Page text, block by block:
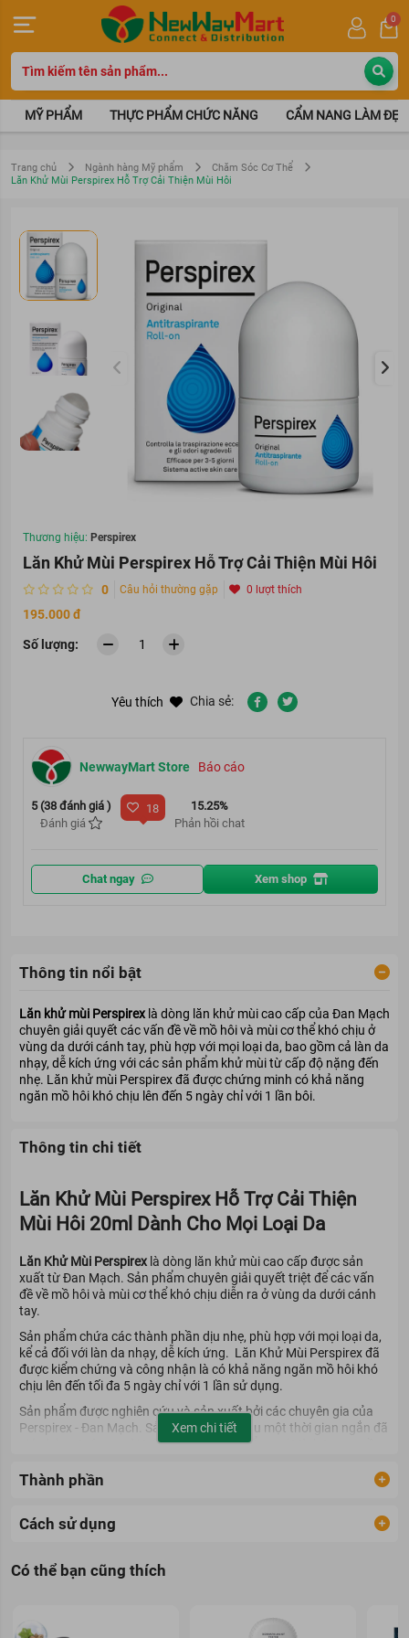
0
MỸ PHẨM THỰC PHẨM CHỨC NĂNG CẨM NANG LÀM ĐẸP
Trang chủ Ngành hàng Mỹ phẩm
Chăm Sóc Cơ Thể
Lăn Khử Mùi Perspirex Hỗ Trợ Cải Thiện Mùi Hôi
Thương hiệu: Perspirex
Lăn Khử Mùi Perspirex Hỗ Trợ Cải Thiện Mùi Hôi
0 Câu hỏi thường gặp 0 lượt thích
195.000 đ
Số lượng:
NewwayMart Store Báo cáo
5 (38 đánh giá )
Đánh giá
18
15.25%
Phản hồi chat
Chat ngay Xem shop
Yêu thích Chia sẻ:
Thông tin nổi bật
Lăn khử mùi Perspirex là dòng lăn khử mùi cao cấp của Đan Mạch
chuyên giải quyết các vấn đề về mồ hôi và mùi cơ thể khó chịu ở
vùng da dưới cánh tay, phù hợp với mọi loại da, bao gồm cả làn da
nhạy, dễ kích ứng với các sản phẩm khử mùi từ cấp độ nặng đến
nhẹ. Lăn khử mùi Perspirex đã được chứng minh có khả năng
ngăn mồ hôi khó chịu lên đến 5 ngày chỉ với 1 lần bôi.
Thông tin chi tiết
Lăn Khử Mùi Perspirex Hỗ Trợ Cải Thiện
Mùi Hôi 20ml Dành Cho Mọi Loại Da
Lăn Khử Mùi Perspirex là dòng lăn khử mùi cao cấp được sản
xuất từ Đan Mạch. Sản phẩm chuyên giải quyết triệt để các vấn
đề về mồ hôi và mùi cơ thể khó chịu diễn ra ở vùng da dưới cánh
tay.
Sản phẩm chứa các thành phần dịu nhẹ, phù hợp với mọi loại da,
kể cả đối với làn da nhạy, dễ kích ứng. Lăn Khử Mùi Perspirex đã
được kiểm chứng và công nhận là có khả năng ngăn mồ hôi khó
chịu lên đến tối đa 5 ngày chỉ với 1 lần sử dụng.
Sản phẩm được nghiên cứu và sản xuất bởi các chuyên gia của
Perspirex - Đan Mạch. Sản phẩm ra đời sau một thời gian ngắn đã
giúp hàng triệu người trên toàn thế giới kiểm soát tình trạng mồ
Xem chi tiết
Thành phần
Cách sử dụng
Có thể bạn cũng thích